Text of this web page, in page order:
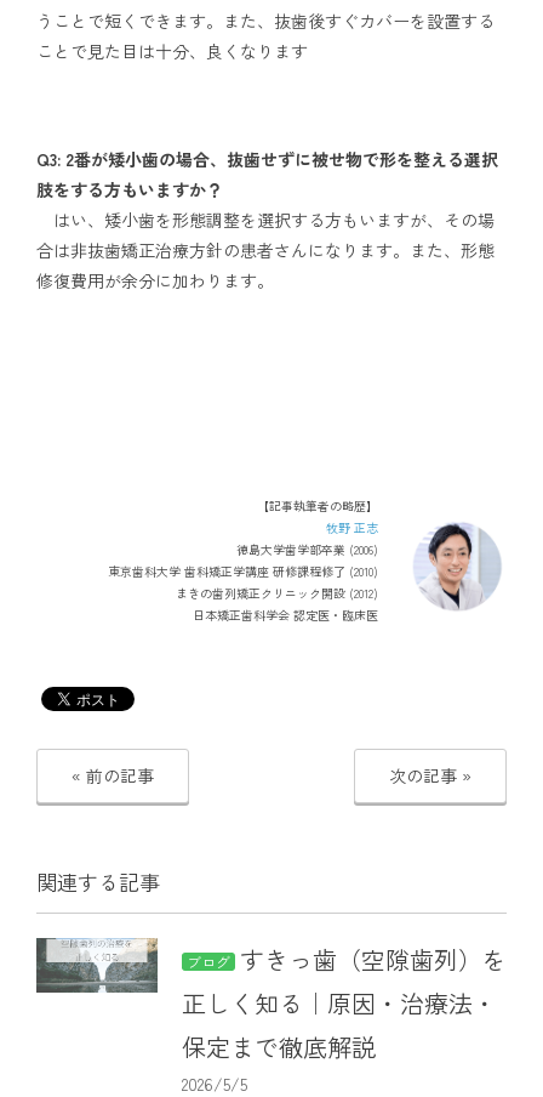
うことで短くできます。また、抜歯後すぐカバーを設置する
ことで見た目は十分、良くなります
Q3: 2番が矮小歯の場合、抜歯せずに被せ物で形を整える選択
肢をする方もいますか？
はい、矮小歯を形態調整を選択する方もいますが、その場
合は非抜歯矯正治療方針の患者さんになります。また、形態
修復費用が余分に加わります。
【記事執筆者の略歴】
牧野 正志
徳島大学歯学部卒業 (2006)
東京歯科大学 歯科矯正学講座 研修課程修了 (2010)
まきの歯列矯正クリニック開設 (2012)
日本矯正歯科学会 認定医・臨床医
« 前の記事 次の記事 »
関連する記事
ブログ すきっ歯（空隙歯列）を
正しく知る｜原因・治療法・
保定まで徹底解説
2026/5/5